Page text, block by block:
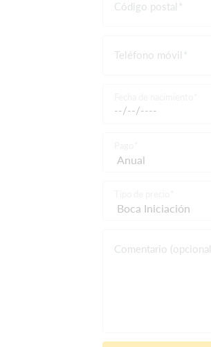
Código postal
Teléfono móvil
Comentario